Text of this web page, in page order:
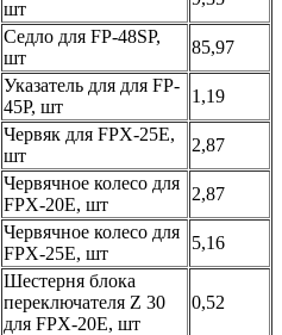
шт
Седло для FP-48SP,
шт
85,97
Указатель для для FP-
45P, шт
1,19
Червяк для FPX-25E,
шт
2,87
Червячное колесо для
FPX-20E, шт
2,87
Червячное колесо для
FPX-25E, шт
5,16
Шестерня блока
переключателя Z 30
для FPX-20E, шт
0,52